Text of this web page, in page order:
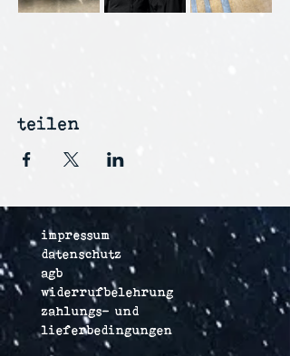
teilen
impressum
datenschutz
agb
widerrufbelehrung
zahlungs- und
lieferbedingungen